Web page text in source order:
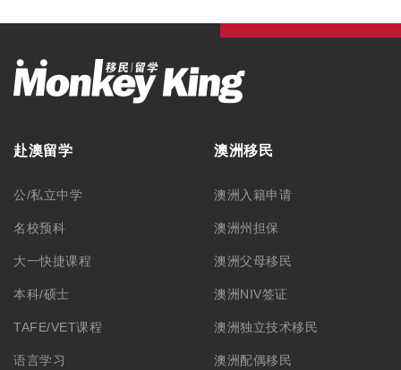
赴澳留学
公/私立中学
名校预科
大一快捷课程
本科/硕士
TAFE/VET课程
语言学习
澳洲移民
澳洲入籍申请
澳洲州担保
澳洲父母移民
澳洲NIV签证
澳洲独立技术移民
澳洲配偶移民